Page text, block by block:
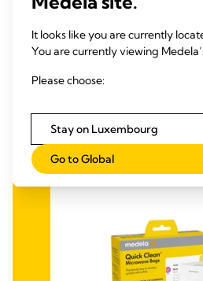
En savoir plus sur notre sac
It looks like you are currently
You are currently viewing
Please choose:
Stay on Luxembourg
Go to Global